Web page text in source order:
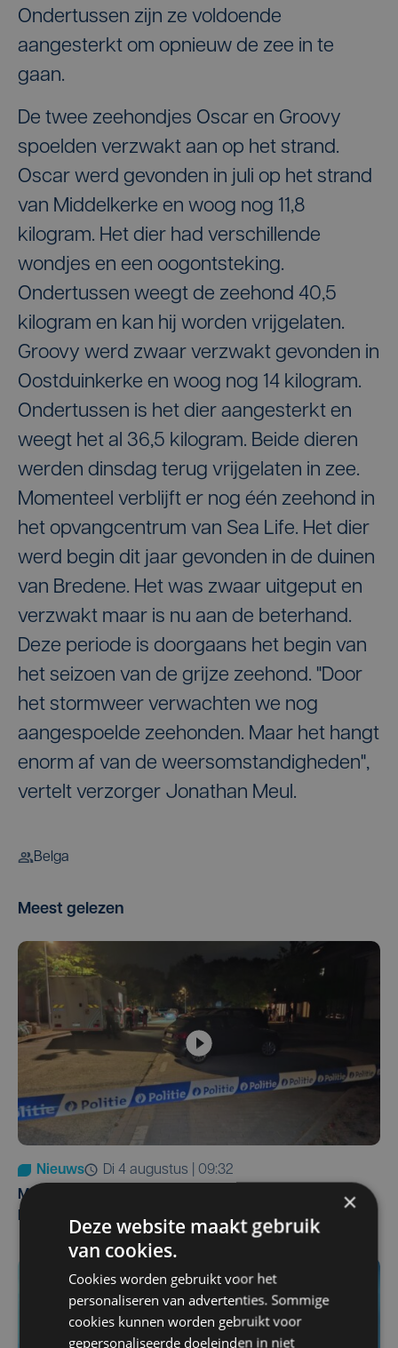
Ondertussen zijn ze voldoende
aangesterkt om opnieuw de zee in te
gaan.
De twee zeehondjes Oscar en Groovy
spoelden verzwakt aan op het strand.
Oscar werd gevonden in juli op het strand
van Middelkerke en woog nog 11,8
kilogram. Het dier had verschillende
wondjes en een oogontsteking.
Ondertussen weegt de zeehond 40,5
kilogram en kan hij worden vrijgelaten.
Groovy werd zwaar verzwakt gevonden in
Oostduinkerke en woog nog 14 kilogram.
Ondertussen is het dier aangesterkt en
weegt het al 36,5 kilogram. Beide dieren
werden dinsdag terug vrijgelaten in zee.
Momenteel verblijft er nog één zeehond in
het opvangcentrum van Sea Life. Het dier
werd begin dit jaar gevonden in de duinen
van Bredene. Het was zwaar uitgeput en
verzwakt maar is nu aan de beterhand.
Deze periode is doorgaans het begin van
het seizoen van de grijze zeehond. "Door
het stormweer verwachten we nog
aangespoelde zeehonden. Maar het hangt
enorm af van de weersomstandigheden",
vertelt verzorger Jonathan Meul.
Belga
Meest gelezen
Nieuws
di 4 augustus | 09:32
Man en vrouw dood aangetroffen in woning in Sint-
×
Deze website maakt gebruik
van cookies.
Cookies worden gebruikt voor het
personaliseren van advertenties. Sommige
cookies kunnen worden gebruikt voor
gepersonaliseerde doeleinden in niet